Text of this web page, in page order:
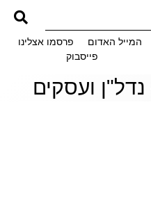
המייל האדום
פרסמו אצלינו
פייסבוק
נדל"ן ועסקים